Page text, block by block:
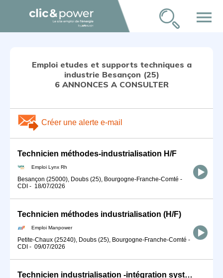
menu
Emploi etudes et supports techniques a
industrie Besançon (25)
6 ANNONCES A CONSULTER
Créer une alerte e-mail
Technicien méthodes-industrialisation H/F
Emploi Lynx Rh
Besançon (25000), Doubs (25), Bourgogne-Franche-Comté -
CDI - 18/07/2026
Technicien méthodes industrialisation (H/F)
Emploi Manpower
Petite-Chaux (25240), Doubs (25), Bourgogne-Franche-Comté -
CDI - 09/07/2026
Technicien industrialisation -intégration système - DIJON (H/F)